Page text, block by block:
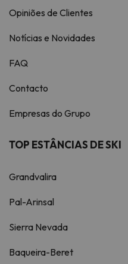
Opiniões de Clientes
Notícias e Novidades
FAQ
Contacto
Empresas do Grupo
TOP ESTÂNCIAS DE SKI
Grandvalira
Pal-Arinsal
Sierra Nevada
Baqueira-Beret